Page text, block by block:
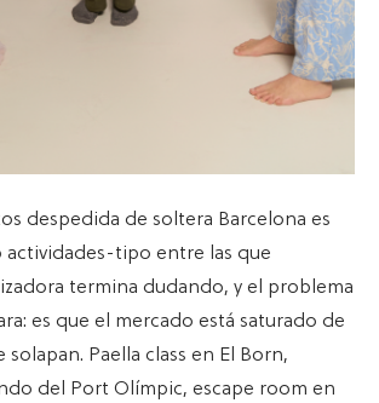
despedida de soltera Barcelona es
actividades-tipo entre las que
termina dudando, y el problema
es que el mercado está saturado de
Paella class en El Born,
del Port Olímpic, escape room en